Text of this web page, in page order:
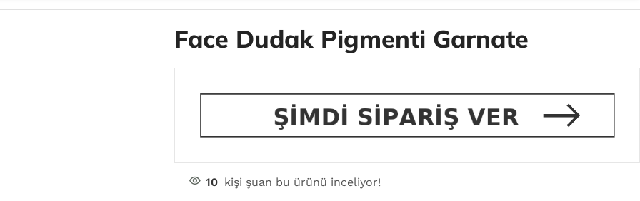
Face Dudak Pigmenti Garnate
10 kişi şuan bu ürünü inceliyor!